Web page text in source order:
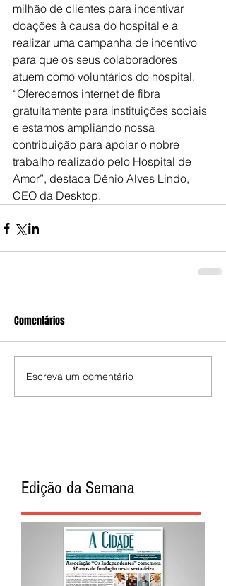
milhão de clientes para incentivar
doações à causa do hospital e a
realizar uma campanha de incentivo
para que os seus colaboradores
atuem como voluntários do hospital.
“Oferecemos internet de fibra
gratuitamente para instituições sociais
e estamos ampliando nossa
contribuição para apoiar o nobre
trabalho realizado pelo Hospital de
Amor”, destaca Dênio Alves Lindo,
CEO da Desktop.
Comentários
Escreva um comentário
Edição da Semana